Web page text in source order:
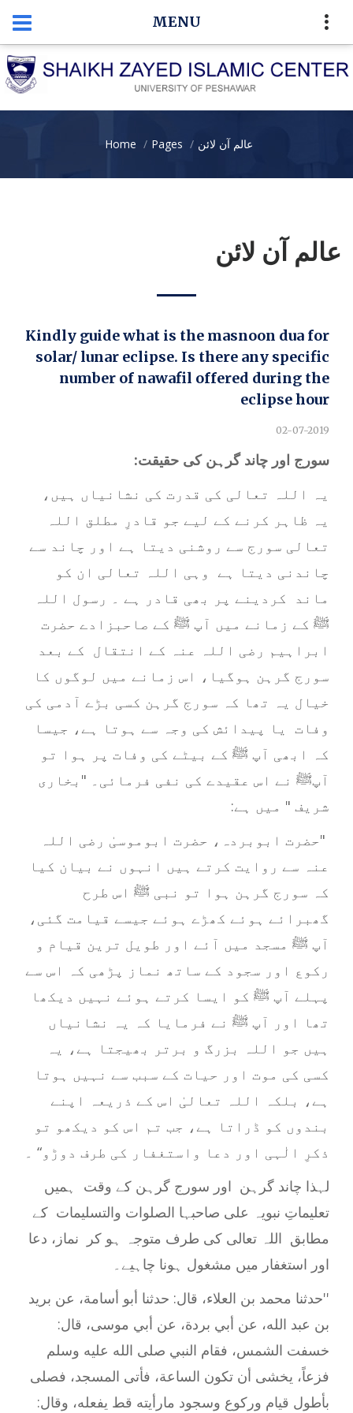
MENU
Home Pages عالم آن لائن
عالم آن لائن
Kindly guide what is the masnoon dua for
solar/ lunar eclipse. Is there any specific
number of nawafil offered during the
eclipse hour
02-07-2019
سورج اور چاند گرہن کی حقیقت:
یہ اللہ تعالی کی قدرت کی نشانیاں ہیں،
یہ ظاہر کرنے کے لیے جو قادرِ مطلق اللہ
تعالی سورج سے روشنی دیتا ہے اور چاند سے
چاندنی دیتا ہے وہی اللہ تعالی ان کو
ماند کردینے پر بھی قادر ہے ۔ رسول اللہ
ﷺ کے زمانے میں آپ ﷺ کے صاحبزادے حضرت
ابراہیم رضی اللہ عنہ کے انتقال کے بعد
سورج گرہن ہوگیا، اس زمانے میں لوگوں کا
خیال یہ تھا کہ سورج گرہن کسی بڑے آدمی کی
وفات یا پیدائش کی وجہ سے ہوتا ہے، جیسا
کہ ابھی آپ ﷺ کے بیٹے کی وفات پر ہوا تو
آپﷺ نے اس عقیدے کی نفی فرمائی۔ "بخاری
شریف " میں ہے:
"حضرت ابوبردہ، حضرت ابوموسیٰ رضی اللہ
عنہ سے روایت کرتے ہیں انہوں نے بیان کیا
کہ سورج گرہن ہوا تو نبی ﷺ اس طرح
گھبرائے ہوئے کھڑے ہوئے جیسے قیامت گئی،
آپ ﷺ مسجد میں آئے اور طویل ترین قیام و
رکوع اور سجود کے ساتھ نماز پڑھی کہ اس سے
پہلے آپ ﷺ کو ایسا کرتے ہوئے نہیں دیکھا
تھا اور آپ ﷺ نے فرمایا کہ یہ نشانیاں
ہیں جو اللہ بزرگ و برتر بھیجتا ہے، یہ
کسی کی موت اور حیات کے سبب سے نہیں ہوتا
ہے، بلکہ اللہ تعالیٰ اس کے ذریعہ اپنے
بندوں کو ڈراتا ہے، جب تم اس کو دیکھو تو
ذکرِ الٰہی اور دعا واستغفار کی طرف دوڑو“ ۔
لہذا چاند گرہن اور سورج گرہن کے وقت ہمیں
تعلیماتِ نبویہ علی صاحبہا الصلوات والتسلیمات کے
مطابق اللہ تعالی کی طرف متوجہ ہو کر نماز، دعا
اور استغفار میں مشغول ہونا چاہیے۔
''حدثنا محمد بن العلاء، قال: حدثنا أبو أسامة، عن بريد
بن عبد الله، عن أبي بردة، عن أبي موسى، قال:
خسفت الشمس، فقام النبي صلى الله عليه وسلم
فزعاً، يخشى أن تكون الساعة، فأتى المسجد، فصلى
بأطول قيام وركوع وسجود مارأيته قط يفعله، وقال: